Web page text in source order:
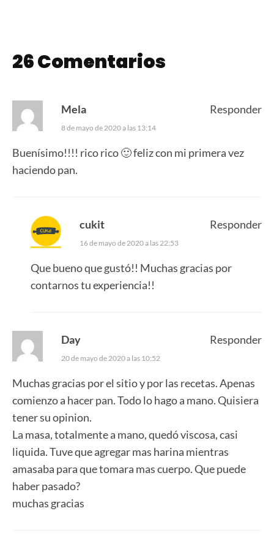
26 Comentarios
Mela
8 de mayo de 2020 a las 13:14
Buenísimo!!!! rico rico 🙂 feliz con mi primera vez
haciendo pan.
Responder
cukit
16 de mayo de 2020 a las 22:53
Que bueno que gustó!! Muchas gracias por
contarnos tu experiencia!!
Responder
Day
20 de mayo de 2020 a las 10:52
Muchas gracias por el sitio y por las recetas. Apenas
comienzo a hacer pan. Todo lo hago a mano. Quisiera
tener su opinion.
La masa, totalmente a mano, quedó viscosa, casi
liquida. Tuve que agregar mas harina mientras
amasaba para que tomara mas cuerpo. Que puede
haber pasado?
muchas gracias
Responder